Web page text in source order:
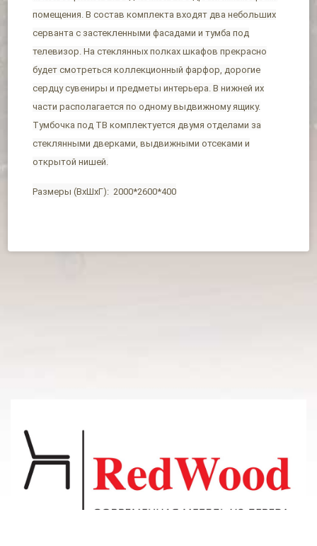
помещения. В состав комплекта входят два небольших
серванта с застекленными фасадами и тумба под
телевизор. На стеклянных полках шкафов прекрасно
будет смотреться коллекционный фарфор, дорогие
сердцу сувениры и предметы интерьера. В нижней их
части располагается по одному выдвижному ящику.
Тумбочка под ТВ комплектуется двумя отделами за
стеклянными дверками, выдвижными отсеками и
открытой нишей.
Размеры (ВхШхГ): 2000*2600*400